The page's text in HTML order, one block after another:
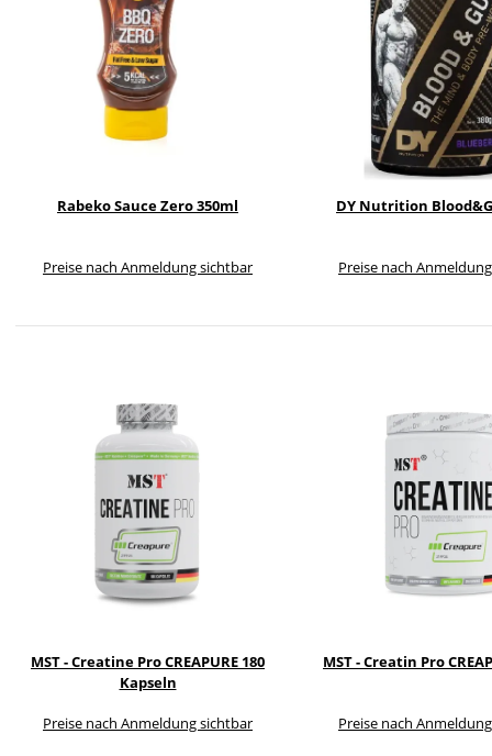
Rabeko Sauce Zero 350ml
Preise nach Anmeldung sichtbar
DY Nutrition
Preise nach
MST - Creatine Pro CREAPURE 180
Kapseln
Preise nach Anmeldung sichtbar
MST - Creatin Pro
Preise nach